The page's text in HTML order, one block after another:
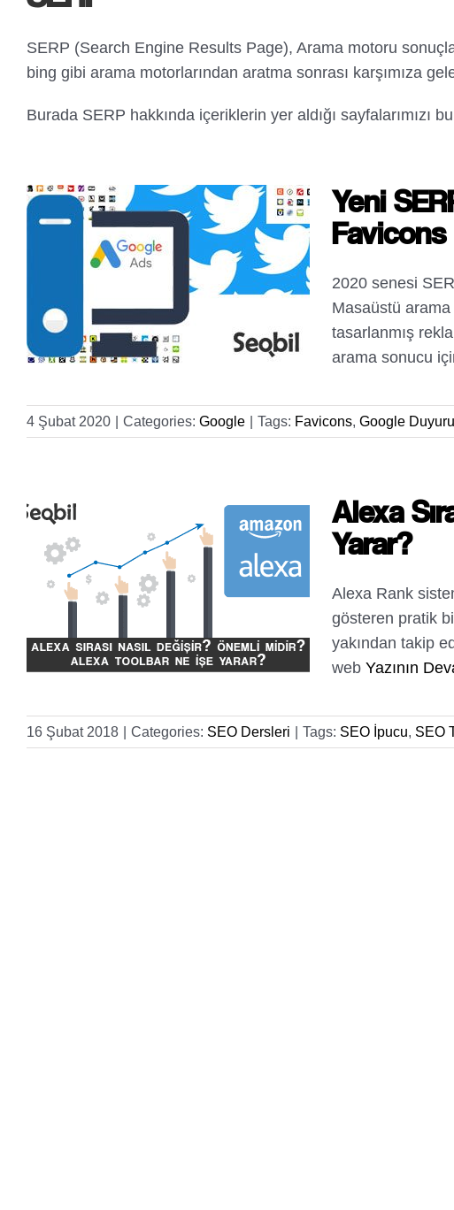
SERP (Search Engine Results Page), Arama motoru
bing gibi arama motorlarından aratma sonrası karşımıza
Burada SERP hakkında içeriklerin yer aldığı sayfalarımızı
Yeni
Favicons
2020 senesi
Masaüstü
tasarlanmış
arama sonucu
4 Şubat 2020 Categories: Google Tags: Favicons, Google Duyuru
Alexa
Yarar?
Alexa Rank
gösteren pratik
yakından takip
web Yazının
16 Şubat 2018 Categories: SEO Dersleri Tags: SEO İpucu, SEO